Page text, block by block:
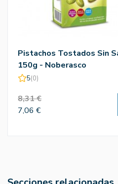
Pistachos Tostados Sin
150g - Noberasco
5(0)
8,31 €
7,06 €